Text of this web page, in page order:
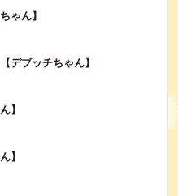
ゃん】
デブッチちゃん】
】
】